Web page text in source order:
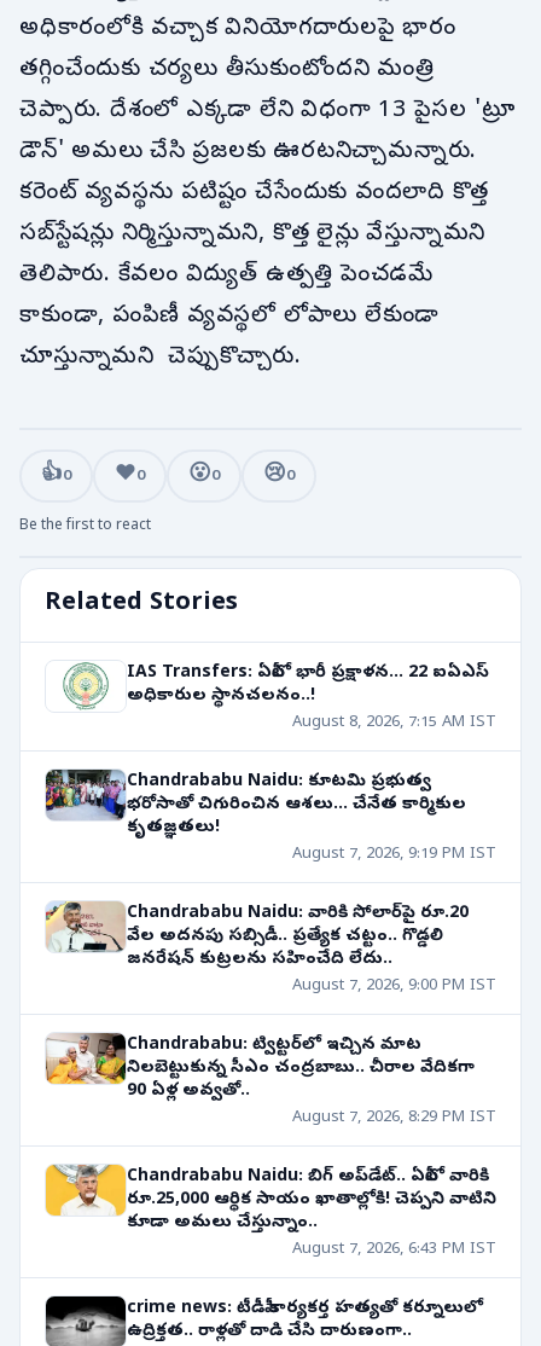
అధికారంలోకి వచ్చాక వినియోగదారులపై భారం
తగ్గించేందుకు చర్యలు తీసుకుంటోందని మంత్రి
చెప్పారు. దేశంలో ఎక్కడా లేని విధంగా 13 పైసల 'ట్రూ
డౌన్' అమలు చేసి ప్రజలకు ఊరటనిచ్చామన్నారు.
కరెంట్ వ్యవస్థను పటిష్టం చేసేందుకు వందలాది కొత్త
సబ్‌స్టేషన్లు నిర్మిస్తున్నామని, కొత్త లైన్లు వేస్తున్నామని
తెలిపారు. కేవలం విద్యుత్ ఉత్పత్తి పెంచడమే
కాకుండా, పంపిణీ వ్యవస్థలో లోపాలు లేకుండా
చూస్తున్నామని చెప్పుకొచ్చారు.
Related Stories
IAS Transfers: ఏపీలో భారీ ప్రక్షాళన... 22 ఐఏఎస్
అధికారుల స్థానచలనం..!
August 8, 2026, 7:15 AM IST
Chandrababu Naidu: కూటమి ప్రభుత్వ
భరోసాతో చిగురించిన ఆశలు... చేనేత కార్మికుల
కృతజ్ఞతలు!
August 7, 2026, 9:19 PM IST
Chandrababu Naidu: వారికి సోలార్‌పై రూ.20
వేల అదనపు సబ్సిడీ.. ప్రత్యేక చట్టం.. గొడ్డలి
జనరేషన్ కుట్రలను సహించేది లేదు..
August 7, 2026, 9:00 PM IST
Chandrababu: ట్విట్టర్‌లో ఇచ్చిన మాట
నిలబెట్టుకున్న సీఎం చంద్రబాబు.. చీరాల వేదికగా
90 ఏళ్ల అవ్వతో..
August 7, 2026, 8:29 PM IST
Chandrababu Naidu: బిగ్ అప్‌డేట్.. ఏపీలో వారికి
రూ.25,000 ఆర్థిక సాయం ఖాతాల్లోకి! చెప్పని వాటిని
కూడా అమలు చేస్తున్నాం..
August 7, 2026, 6:43 PM IST
crime news: టీడీపీ కార్యకర్త హత్యతో కర్నూలులో
ఉద్రిక్తత.. రాళ్లతో దాడి చేసి దారుణంగా..
👍0 ❤️0 😮0 😢0
Be the first to react